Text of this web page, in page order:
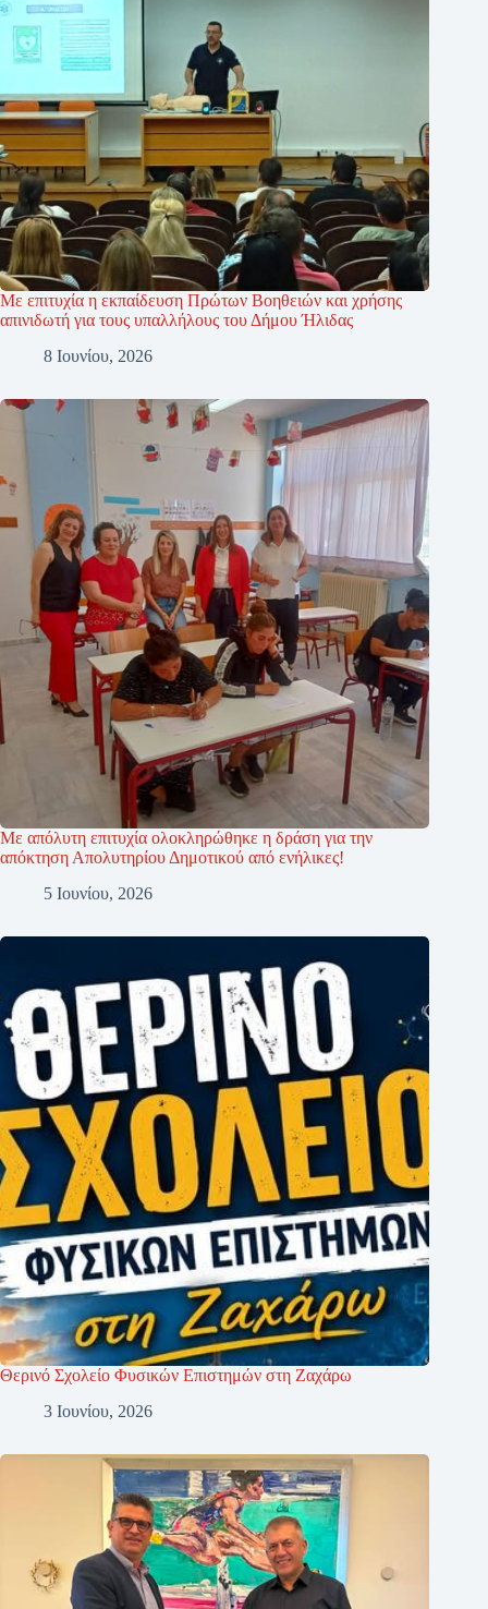
Με επιτυχία η εκπαίδευση Πρώτων Βοηθειών και χρήσης
απινιδωτή για τους υπαλλήλους του Δήμου Ήλιδας
8 Ιουνίου, 2026
Με απόλυτη επιτυχία ολοκληρώθηκε η δράση για την
απόκτηση Απολυτηρίου Δημοτικού από ενήλικες!
5 Ιουνίου, 2026
Θερινό Σχολείο Φυσικών Επιστημών στη Ζαχάρω
3 Ιουνίου, 2026